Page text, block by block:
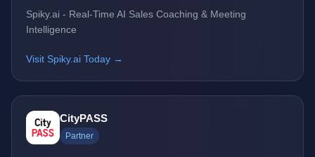
Spiky.ai - Real-Time AI Sales Coaching & Meeting
Intelligence
Visit Spiky.ai Today →
CityPASS
Partner